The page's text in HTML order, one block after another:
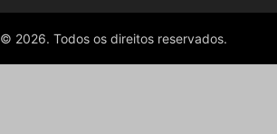
© 2026. Todos os direitos reservados.